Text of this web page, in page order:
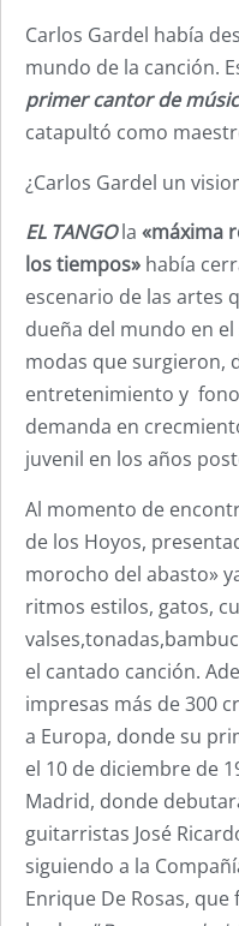
Carlos Gardel había
mundo de la canción.
primer cantor de
catapultó como
¿Carlos Gardel un
EL TANGOla «máxima
los tiempos» había
escenario de las artes
dueña del mundo en el
modas que surgieron,
entretenimiento y
demanda en
juvenil en los años
Al momento de
de los Hoyos,
morocho del abasto»
ritmos estilos, gatos,
el cantado canción.
impresas más de 300
a Europa, donde su
el 10 de diciembre de
Madrid, donde
guitarristas José
siguiendo a la
Enrique De Rosas,